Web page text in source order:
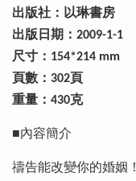
出版社：以琳書房
出版日期：2009-1-1
尺寸：154*214 mm
頁數：302頁
重量：430克
■內容簡介
禱告能改變你的婚姻！